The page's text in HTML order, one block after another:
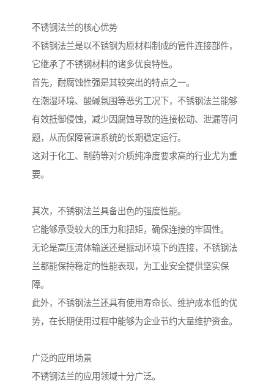
不锈钢法兰的核心优势
不锈钢法兰是以不锈钢为原材料制成的管件连接部件，
它继承了不锈钢材料的诸多优良特性。
首先，耐腐蚀性强是其较突出的特点之一。
在潮湿环境、酸碱氛围等恶劣工况下，不锈钢法兰能够
有效抵御侵蚀，减少因腐蚀导致的连接松动、泄漏等问
题，从而保障管道系统的长期稳定运行。
这对于化工、制药等对介质纯净度要求高的行业尤为重
要。
其次，不锈钢法兰具备出色的强度性能。
它能够承受较大的压力和扭矩，确保连接的牢固性。
无论是高压流体输送还是振动环境下的连接，不锈钢法
兰都能保持稳定的性能表现，为工业安全提供坚实保
障。
此外，不锈钢法兰还具有使用寿命长、维护成本低的优
势，在长期使用过程中能够为企业节约大量维护资金。
广泛的应用场景
不锈钢法兰的应用领域十分广泛。